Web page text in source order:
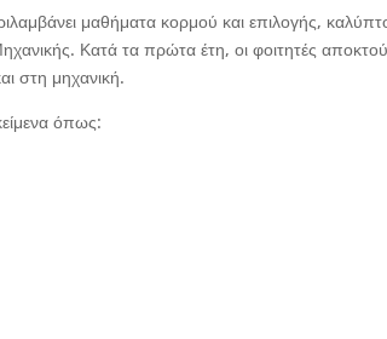
μαθήματα κορμού και επιλογής,
Κατά τα πρώτα έτη, οι φοιτητές
στη μηχανική.
όπως: